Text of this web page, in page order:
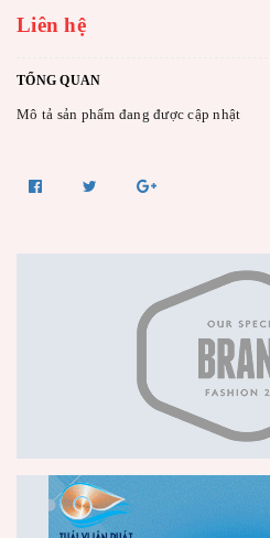
Liên hệ
TỔNG QUAN
Mô tả sản phẩm đang được cập nhật